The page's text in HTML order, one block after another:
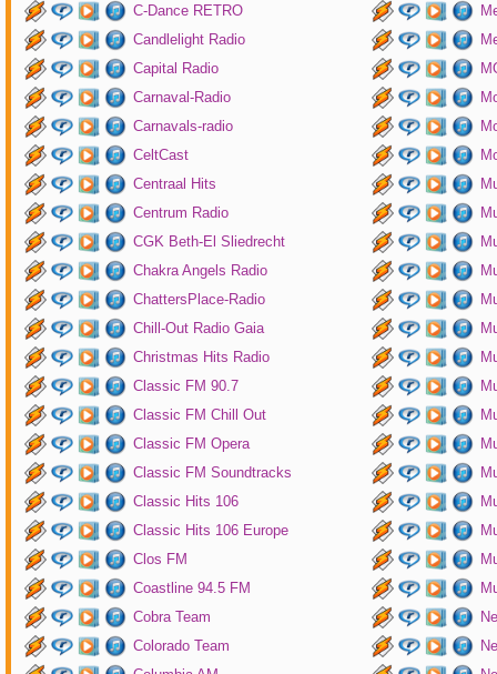
C-Dance RETRO
Candlelight Radio
Capital Radio
Carnaval-Radio
Carnavals-radio
CeltCast
Centraal Hits
Centrum Radio
CGK Beth-El Sliedrecht
Chakra Angels Radio
ChattersPlace-Radio
Chill-Out Radio Gaia
Christmas Hits Radio
Classic FM 90.7
Classic FM Chill Out
Classic FM Opera
Classic FM Soundtracks
Classic Hits 106
Classic Hits 106 Europe
Clos FM
Coastline 94.5 FM
Cobra Team
Colorado Team